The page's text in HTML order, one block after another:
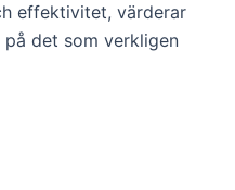
effektivitet, värderar
det som verkligen